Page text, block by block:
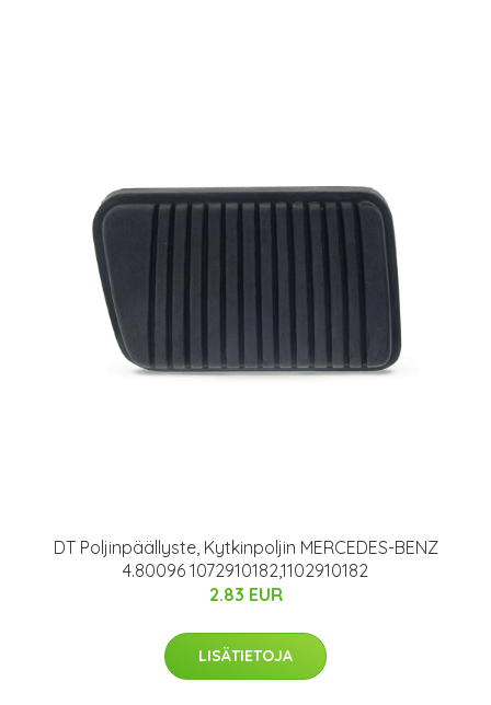
DT Poljinpäällyste, Kytkinpoljin MERCEDES-BENZ
4.80096 1072910182,1102910182
2.83 EUR
LISÄTIETOJA